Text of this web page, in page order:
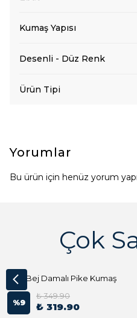
Kumaş Yapısı
Desenli - Düz Renk
Ürün Tipi
Yorumlar
Bu ürün için henüz yorum
Çok
Açık Bej Damalı Pike Kumaş
%9
₺ 349.90
₺ 319.90